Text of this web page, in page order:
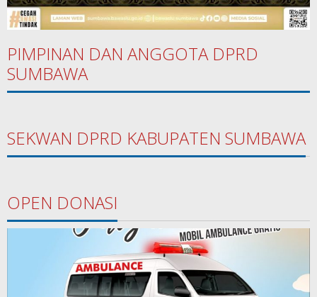
PIMPINAN DAN ANGGOTA DPRD
SUMBAWA
SEKWAN DPRD KABUPATEN SUMBAWA
OPEN DONASI